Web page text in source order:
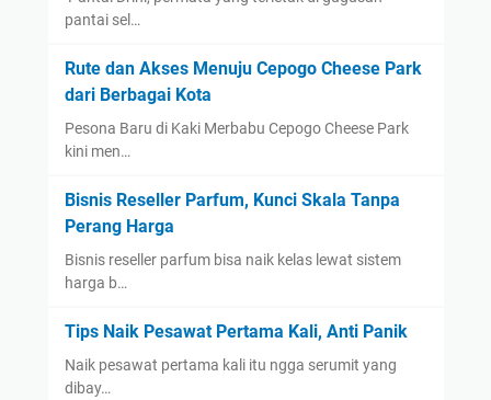
pantai sel…
Rute dan Akses Menuju Cepogo Cheese Park
dari Berbagai Kota
Pesona Baru di Kaki Merbabu Cepogo Cheese Park
kini men…
Bisnis Reseller Parfum, Kunci Skala Tanpa
Perang Harga
Bisnis reseller parfum bisa naik kelas lewat sistem
harga b…
Tips Naik Pesawat Pertama Kali, Anti Panik
Naik pesawat pertama kali itu ngga serumit yang
dibay…